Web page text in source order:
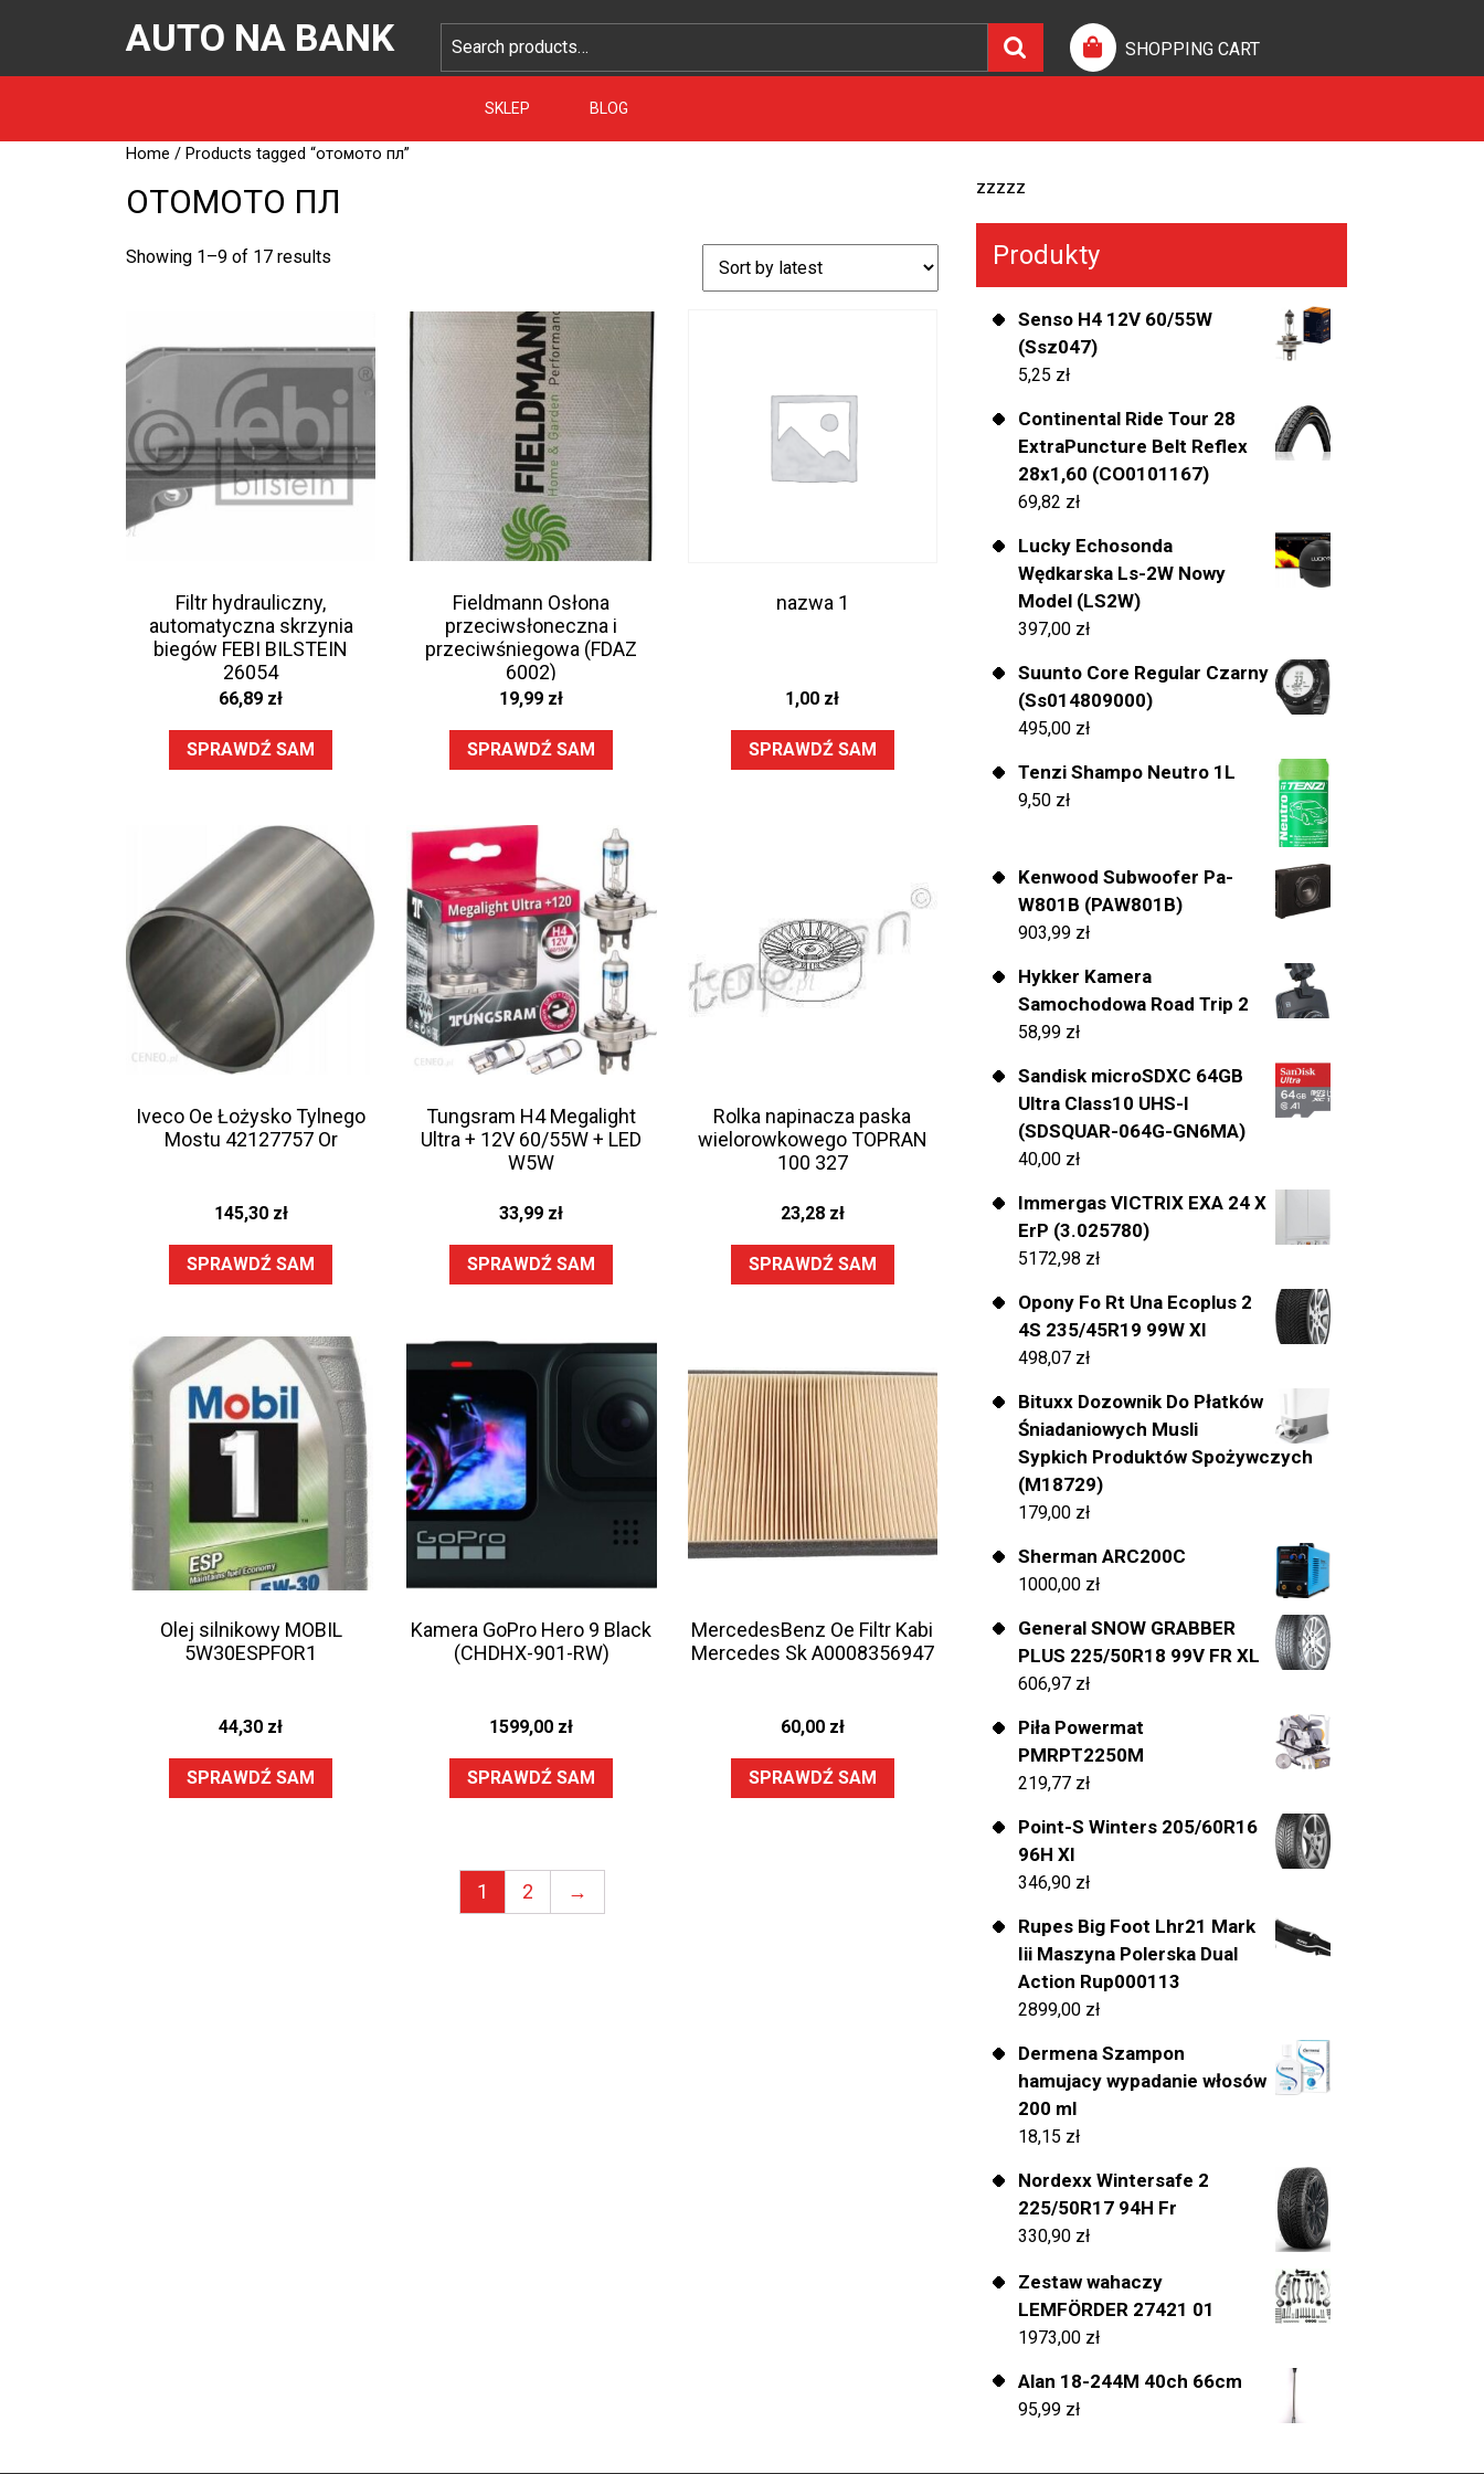
AUTO NA BANK SHOPPING CART
SKLEP BLOG
Home / Products tagged “отомото пл”
ОТОМОТО ПЛ
Showing 1–9 of 17 results
Filtr hydrauliczny,
automatyczna skrzynia
biegów FEBI BILSTEIN
26054
66,89 zł
SPRAWDŹ SAM
Fieldmann Osłona
przeciwsłoneczna i
przeciwśniegowa (FDAZ
6002)
19,99 zł
SPRAWDŹ SAM
nazwa 1
1,00 zł
SPRAWDŹ SAM
Iveco Oe Łożysko Tylnego
Mostu 42127757 Or
145,30 zł
SPRAWDŹ SAM
Tungsram H4 Megalight
Ultra + 12V 60/55W + LED
W5W
33,99 zł
SPRAWDŹ SAM
Rolka napinacza paska
wielorowkowego TOPRAN
100 327
23,28 zł
SPRAWDŹ SAM
Olej silnikowy MOBIL
5W30ESPFOR1
44,30 zł
SPRAWDŹ SAM
Kamera GoPro Hero 9 Black
(CHDHX-901-RW)
1599,00 zł
SPRAWDŹ SAM
MercedesBenz Oe Filtr Kabi
Mercedes Sk A0008356947
60,00 zł
SPRAWDŹ SAM
1 2 →
zzzzz
Produkty
Senso H4 12V 60/55W
(Ssz047)
5,25 zł
Continental Ride Tour 28
ExtraPuncture Belt Reflex
28x1,60 (CO0101167)
69,82 zł
Lucky Echosonda
Wędkarska Ls-2W Nowy
Model (LS2W)
397,00 zł
Suunto Core Regular Czarny
(Ss014809000)
495,00 zł
Tenzi Shampo Neutro 1L
9,50 zł
Kenwood Subwoofer Pa-
W801B (PAW801B)
903,99 zł
Hykker Kamera
Samochodowa Road Trip 2
58,99 zł
Sandisk microSDXC 64GB
Ultra Class10 UHS-I
(SDSQUAR-064G-GN6MA)
40,00 zł
Immergas VICTRIX EXA 24 X
ErP (3.025780)
5172,98 zł
Opony Fo Rt Una Ecoplus 2
4S 235/45R19 99W Xl
498,07 zł
Bituxx Dozownik Do Płatków
Śniadaniowych Musli
Sypkich Produktów Spożywczych
(M18729)
179,00 zł
Sherman ARC200C
1000,00 zł
General SNOW GRABBER
PLUS 225/50R18 99V FR XL
606,97 zł
Piła Powermat
PMRPT2250M
219,77 zł
Point-S Winters 205/60R16
96H Xl
346,90 zł
Rupes Big Foot Lhr21 Mark
Iii Maszyna Polerska Dual
Action Rup000113
2899,00 zł
Dermena Szampon
hamujacy wypadanie włosów
200 ml
18,15 zł
Nordexx Wintersafe 2
225/50R17 94H Fr
330,90 zł
Zestaw wahaczy
LEMFÖRDER 27421 01
1973,00 zł
Alan 18-244M 40ch 66cm
95,99 zł